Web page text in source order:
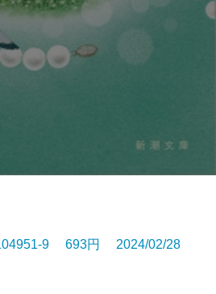
9 693円 2024/02/28